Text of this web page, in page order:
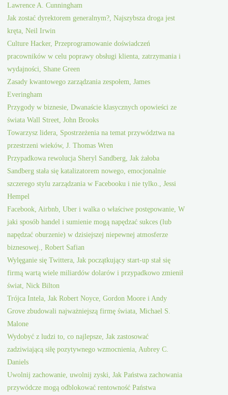
Lawrence A. Cunningham
Jak zostać dyrektorem generalnym?, Najszybsza droga jest
kręta, Neil Irwin
Culture Hacker, Przeprogramowanie doświadczeń
pracowników w celu poprawy obsługi klienta, zatrzymania i
wydajności, Shane Green
Zasady kwantowego zarządzania zespołem, James
Everingham
Przygody w biznesie, Dwanaście klasycznych opowieści ze
świata Wall Street, John Brooks
Towarzysz lidera, Spostrzeżenia na temat przywództwa na
przestrzeni wieków, J. Thomas Wren
Przypadkowa rewolucja Sheryl Sandberg, Jak żałoba
Sandberg stała się katalizatorem nowego, emocjonalnie
szczerego stylu zarządzania w Facebooku i nie tylko., Jessi
Hempel
Facebook, Airbnb, Uber i walka o właściwe postępowanie, W
jaki sposób handel i sumienie mogą napędzać sukces (lub
napędzać oburzenie) w dzisiejszej niepewnej atmosferze
biznesowej., Robert Safian
Wylęganie się Twittera, Jak początkujący start-up stał się
firmą wartą wiele miliardów dolarów i przypadkowo zmienił
świat, Nick Bilton
Trójca Intela, Jak Robert Noyce, Gordon Moore i Andy
Grove zbudowali najważniejszą firmę świata, Michael S.
Malone
Wydobyć z ludzi to, co najlepsze, Jak zastosować
zadziwiającą siłę pozytywnego wzmocnienia, Aubrey C.
Daniels
Uwolnij zachowanie, uwolnij zyski, Jak Państwa zachowania
przywódcze mogą odblokować rentowność Państwa